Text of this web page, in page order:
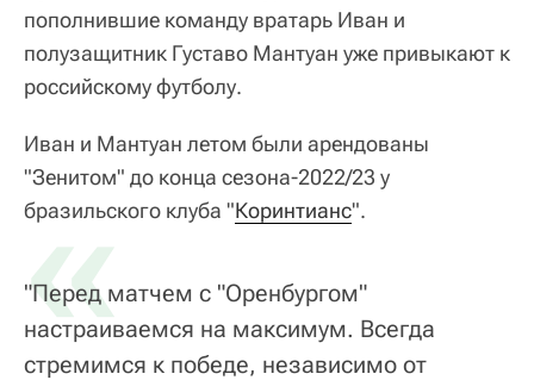
пополнившие команду вратарь Иван и
полузащитник Густаво Мантуан уже привыкают к
российскому футболу.
Иван и Мантуан летом были арендованы
"Зенитом" до конца сезона-2022/23 у
бразильского клуба "Коринтианс".
«
"Перед матчем с "Оренбургом"
настраиваемся на максимум. Всегда
стремимся к победе, независимо от